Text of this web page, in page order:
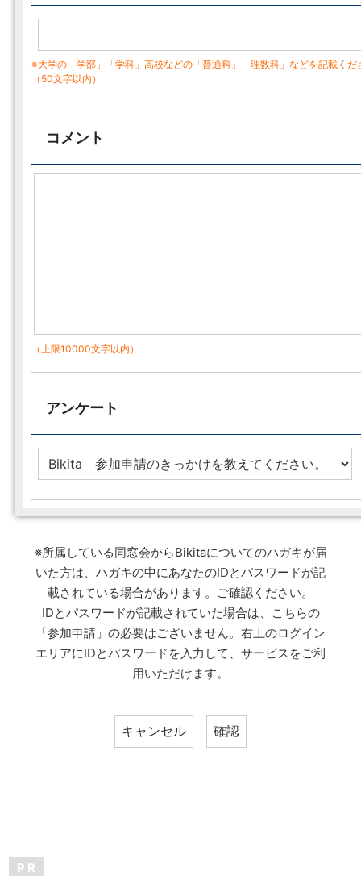
※大学の「学部」「学科」高校などの「普通科」「理数科」などを記載くだ
（50文字以内）
コメント
（上限10000文字以内）
アンケート
※所属している同窓会からBikitaについてのハガキが届
いた方は、ハガキの中にあなたのIDとパスワードが記
載されている場合があります。ご確認ください。
IDとパスワードが記載されていた場合は、こちらの
「参加申請」の必要はございません。右上のログイン
エリアにIDとパスワードを入力して、サービスをご利
用いただけます。
P R